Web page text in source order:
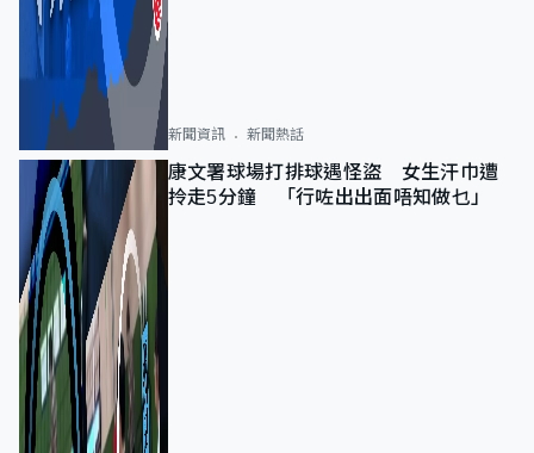
新聞資訊 新聞熱話
康文署球場打排球遇怪盜 女生汗巾遭
拎走5分鐘 「行咗出出面唔知做乜」